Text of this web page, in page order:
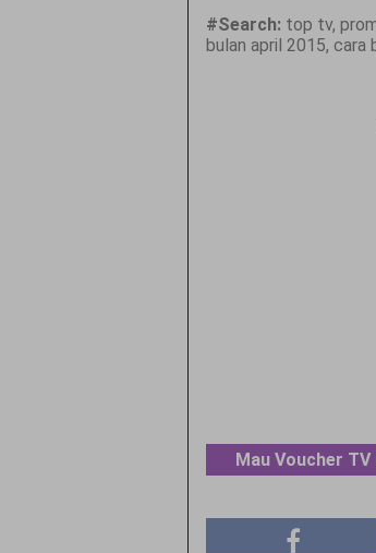
#Search: top tv,
bulan april 2015,
Mau Voucher